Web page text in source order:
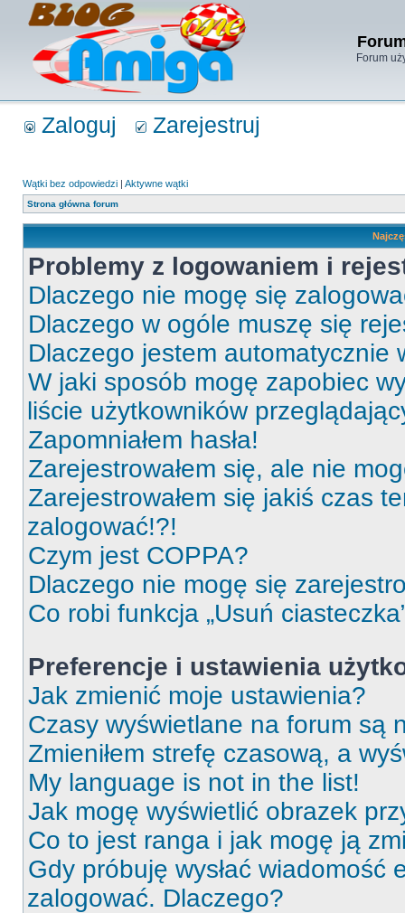
Forum
Zaloguj Zarejestruj
Wątki bez odpowiedzi | Aktywne wątki
Strona główna forum
Problemy z logowaniem i
Dlaczego nie mogę się
Dlaczego w ogóle muszę się
Dlaczego jestem automatycznie
W jaki sposób mogę zapobiec
liście użytkowników
Zapomniałem hasła!
Zarejestrowałem się, ale nie
Zarejestrowałem się jakiś czas
zalogować!?!
Czym jest COPPA?
Dlaczego nie mogę się
Co robi funkcja „Usuń
Preferencje i ustawienia
Jak zmienić moje ustawienia?
Czasy wyświetlane na forum są
Zmieniłem strefę czasową, a
My language is not in the list!
Jak mogę wyświetlić obrazek
Co to jest ranga i jak mogę ją
Gdy próbuję wysłać wiadomość
zalogować. Dlaczego?